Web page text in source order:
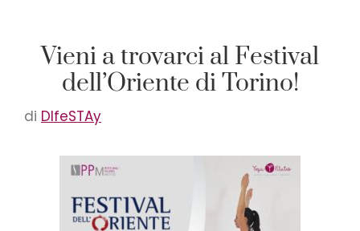
Vieni a trovarci al Festival
dell’Oriente di Torino!
di DIfeSTAy